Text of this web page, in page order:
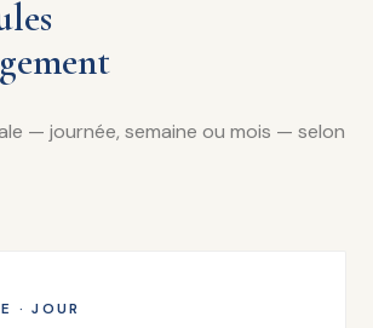
— journée, semaine ou mois — selon
· JOUR